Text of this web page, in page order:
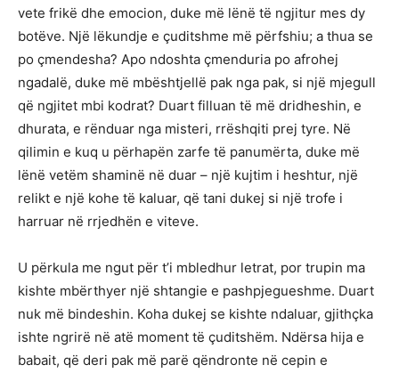
vete frikë dhe emocion, duke më lënë të ngjitur mes dy
botëve. Një lëkundje e çuditshme më përfshiu; a thua se
po çmendesha? Apo ndoshta çmenduria po afrohej
ngadalë, duke më mbështjellë pak nga pak, si një mjegull
që ngjitet mbi kodrat? Duart filluan të më dridheshin, e
dhurata, e rënduar nga misteri, rrëshqiti prej tyre. Në
qilimin e kuq u përhapën zarfe të panumërta, duke më
lënë vetëm shaminë në duar – një kujtim i heshtur, një
relikt e një kohe të kaluar, që tani dukej si një trofe i
harruar në rrjedhën e viteve.
U përkula me ngut për t’i mbledhur letrat, por trupin ma
kishte mbërthyer një shtangie e pashpjegueshme. Duart
nuk më bindeshin. Koha dukej se kishte ndaluar, gjithçka
ishte ngrirë në atë moment të çuditshëm. Ndërsa hija e
babait, që deri pak më parë qëndronte në cepin e